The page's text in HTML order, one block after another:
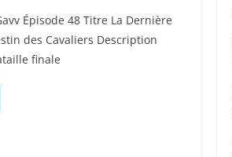
Épisode 48 Titre La Dernière
des Cavaliers Description
finale